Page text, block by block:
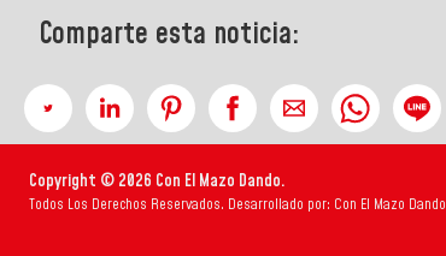
Comparte esta noticia:
Copyright © 2026 Con El Mazo Dando.
Todos Los Derechos Reservados. Desarrollado por: Con El Mazo Dando